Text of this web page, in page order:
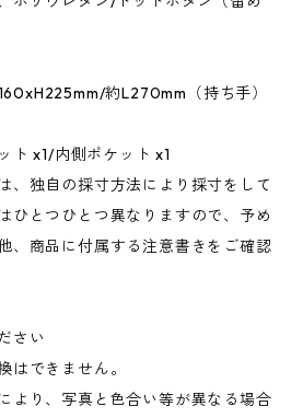
約L270mm（持ち手）
ト x1/内側ポケット x1
、独自の採寸方法により採寸をして
ひとつひとつ異なりますので、予め
、商品に付属する注意書きをご確認
さい
はできません。
より、写真と色合い等が異なる場合